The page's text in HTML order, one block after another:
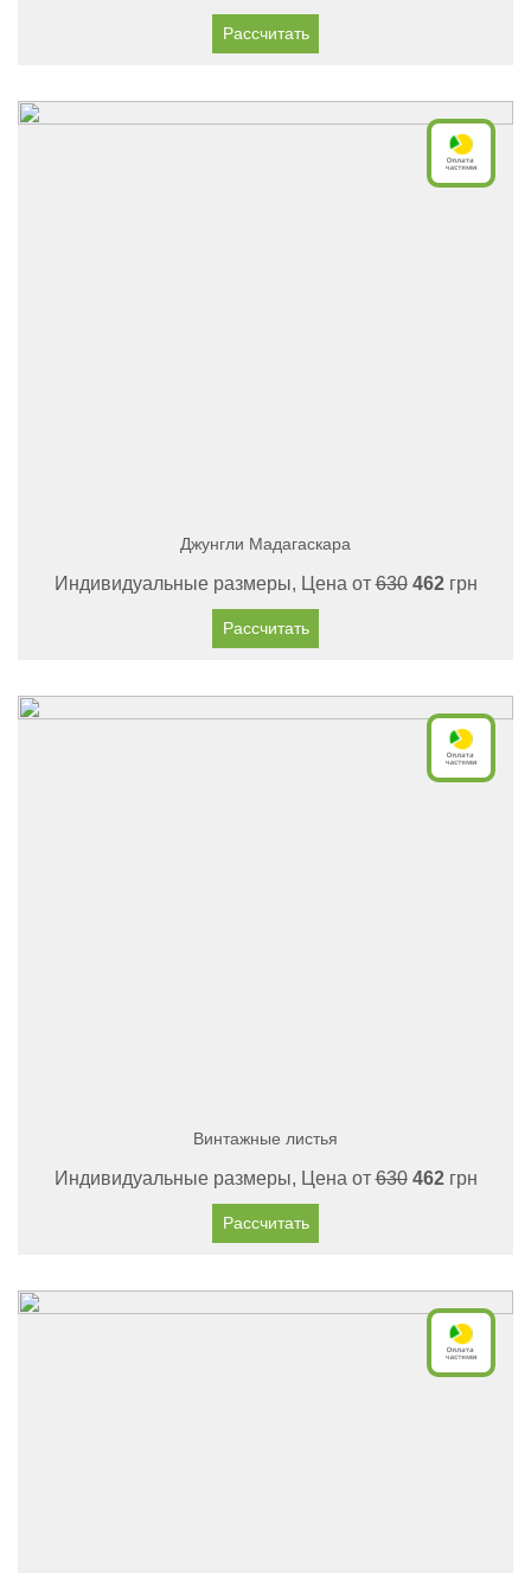
Рассчитать
Джунгли Мадагаскара
Индивидуальные размеры, Цена от630 462грн
Рассчитать
Винтажные листья
Индивидуальные размеры, Цена от630 462грн
Рассчитать